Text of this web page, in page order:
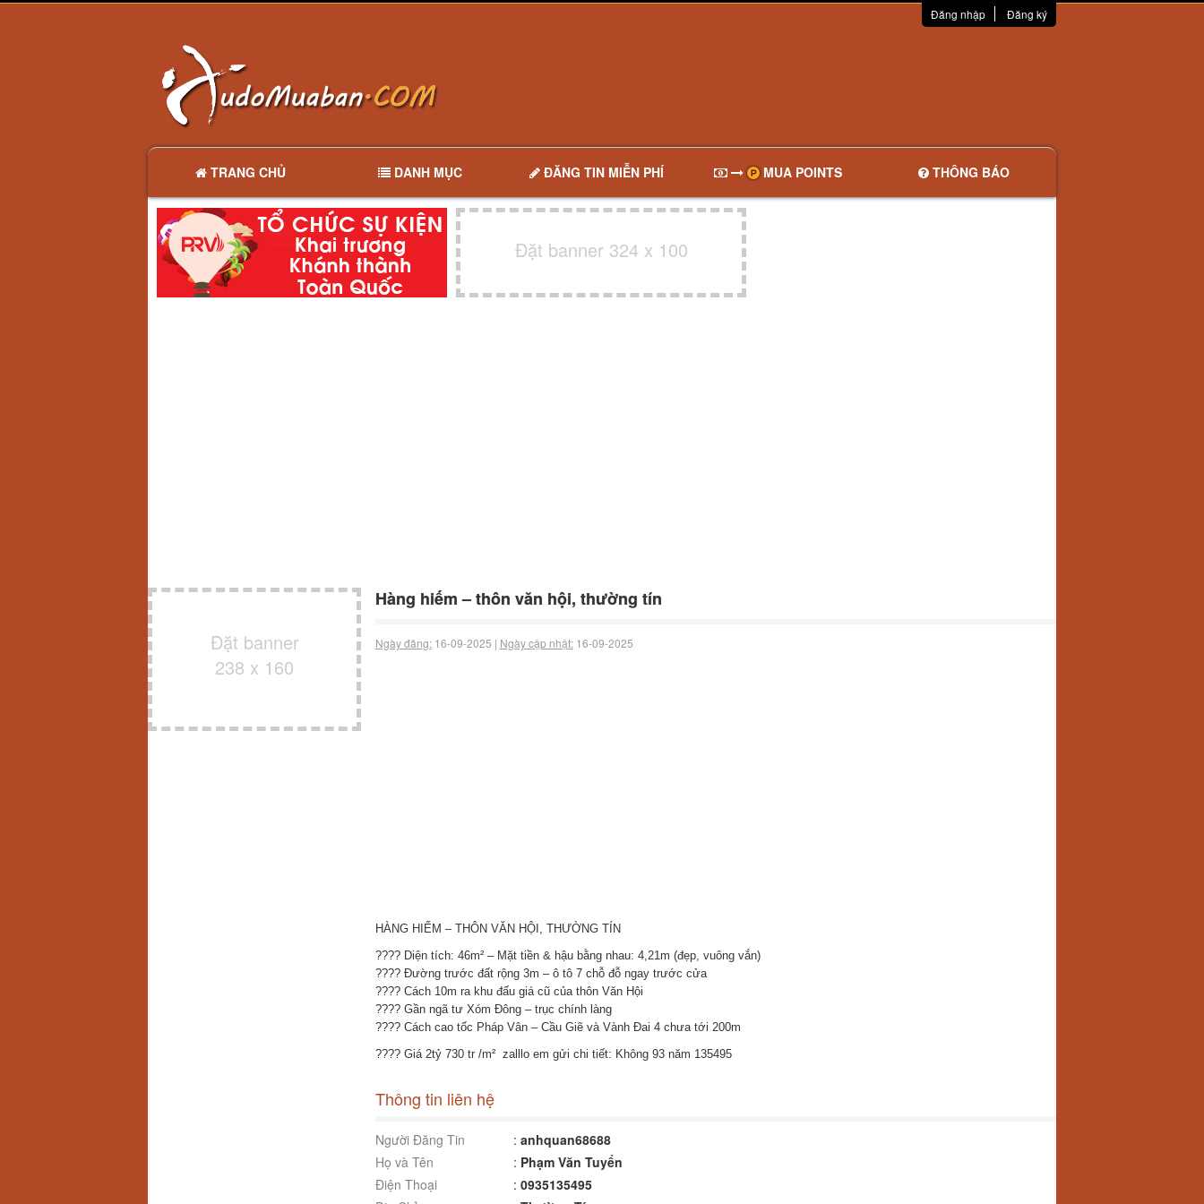
Đăng nhập Đăng ký
TRANG CHỦ DANH MỤC ĐĂNG TIN MIỄN PHÍ MUA POINTS THÔNG BÁO
Đặt banner 324 x 100
Đặt banner
238 x 160
Hàng hiếm – thôn văn hội, thường tín
Ngày đăng:16-09-2025 | Ngày cập nhật:16-09-2025
HÀNG HIẾM – THÔN VĂN HỘI, THƯỜNG TÍN
???? Diện tích: 46m² – Mặt tiền & hậu bằng nhau: 4,21m (đẹp, vuông vắn)
???? Đường trước đất rộng 3m – ô tô 7 chỗ đỗ ngay trước cửa
???? Cách 10m ra khu đấu giá cũ của thôn Văn Hội
???? Gần ngã tư Xóm Đông – trục chính làng
???? Cách cao tốc Pháp Vân – Cầu Giẽ và Vành Đai 4 chưa tới 200m
???? Giá 2tỷ 730 tr /m² zalllo em gửi chi tiết: Không 93 năm 135495
Thông tin liên hệ
Người Đăng Tin : anhquan68688
Họ và Tên
: Phạm Văn Tuyển
Điện Thoại
: 0935135495